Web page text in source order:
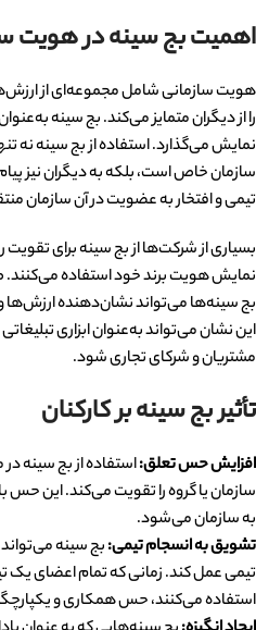
اهمیت بج سینه در هویت
هویت سازمانی شامل مجموعه‌ای از
را از دیگران متمایز می‌کند. بج سینه
نمایش می‌گذارد. استفاده از بج سینه نه
سازمان خاص است، بلکه به دیگران نیز
تیمی و افتخار به عضویت در آن سازمان
بسیاری از شرکت‌ها از بج سینه برای
نمایش هویت برند خود استفاده
بج سینه‌ها می‌تواند نشان‌دهنده
این نشان می‌تواند به‌عنوان ابزاری
مشتریان و شرکای تجاری شود.
تأثیر بج سینه بر کارکنان
افزایش حس تعلق:استفاده از بج سینه
سازمان یا گروه را تقویت می‌کند. این حس
به سازمان می‌شود.
تشویق به انسجام تیمی:بج سینه
تیمی عمل کند. زمانی که تمام اعضای یک
استفاده می‌کنند، حس همکاری و